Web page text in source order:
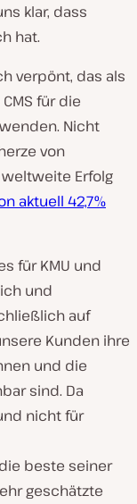
klar, dass
hat.
verpönt, das als
für die
Nicht
von
Erfolg
aktuell 42,7%
für KMU und
und
auf
Kunden ihre
und die
sind. Da
nicht für
beste seiner
geschätzte